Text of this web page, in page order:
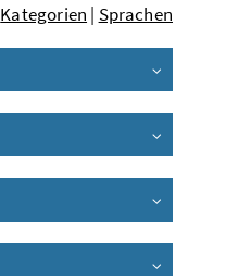
Kategorien | Sprachen